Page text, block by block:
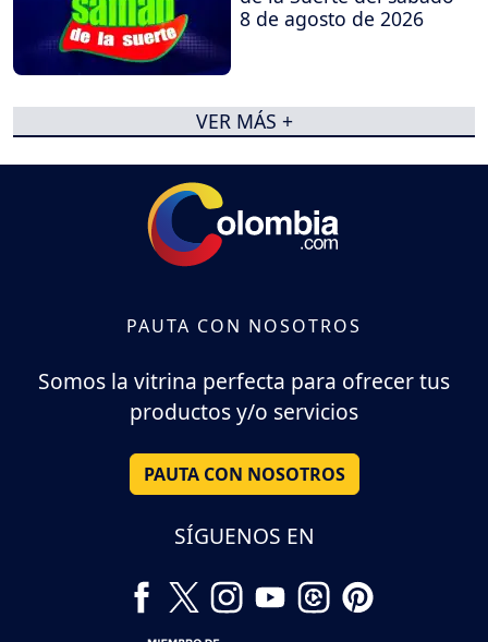
8 de agosto de 2026
VER MÁS +
PAUTA CON NOSOTROS
Somos la vitrina perfecta para ofrecer tus
productos y/o servicios
PAUTA CON NOSOTROS
SÍGUENOS EN